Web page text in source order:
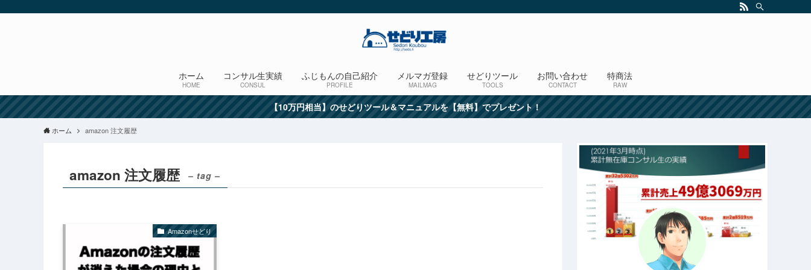
ホーム
HOME
コンサル生実績
CONSUL
ふじもんの自己紹介
PROFILE
メルマガ登録
MAILMAG
せどりツール
TOOLS
お問い合わせ
CONTACT
特商法
RAW
【10万円相当】のせどりツール＆マニュアルを【無料】でプレゼント！
ホーム amazon 注文履歴
amazon 注文履歴 – tag –
Amazonせどり